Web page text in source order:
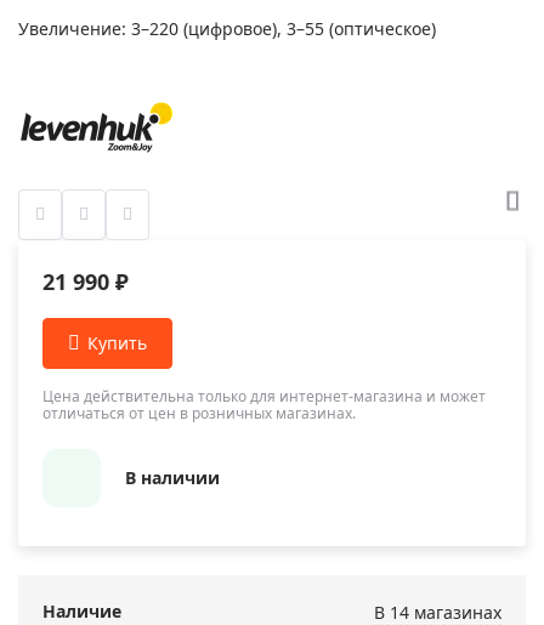
Увеличение: 3–220 (цифровое), 3–55 (оптическое)
21 990 ₽
Цена действительна только для интернет-магазина и может
отличаться от цен в розничных магазинах.
В наличии
Наличие
В 14 магазинах